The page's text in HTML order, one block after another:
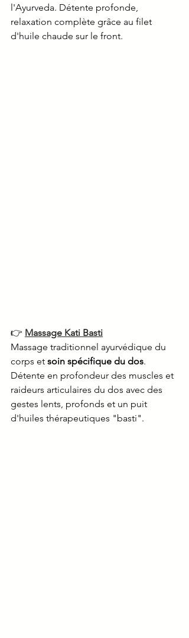
l'Ayurveda. Détente profonde,
relaxation complète grâce au filet
d'huile chaude sur le front.
👉 Massage Kati Basti
Massage traditionnel ayurvédique du
corps et soin spécifique du dos.
Détente en profondeur des muscles et
raideurs articulaires du dos avec des
gestes lents, profonds et un puit
d'huiles thérapeutiques "basti".